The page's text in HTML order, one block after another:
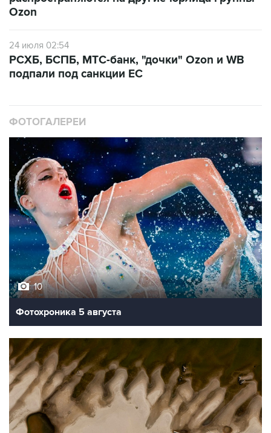
Ozon
24 июля 02:54
РСХБ, БСПБ, МТС-банк, "дочки" Ozon и WB
подпали под санкции ЕС
ФОТОГАЛЕРЕИ
10
Фотохроника 5 августа